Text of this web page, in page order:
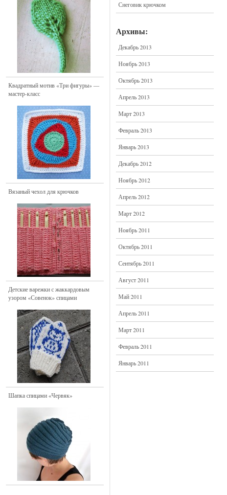
Квадратный мотив «Три фигуры» —
мастер-класс
Вязаный чехол для крючков
Детские варежки с жаккардовым
узором «Совенок» спицами
Шапка спицами «Червяк»
Снеговик крючком
Архивы:
Декабрь 2013
Ноябрь 2013
Октябрь 2013
Апрель 2013
Март 2013
Февраль 2013
Январь 2013
Декабрь 2012
Ноябрь 2012
Апрель 2012
Март 2012
Ноябрь 2011
Октябрь 2011
Сентябрь 2011
Август 2011
Май 2011
Апрель 2011
Март 2011
Февраль 2011
Январь 2011